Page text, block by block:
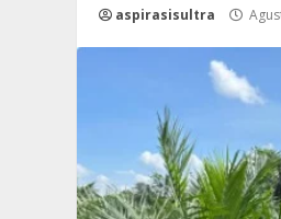
aspirasisultra